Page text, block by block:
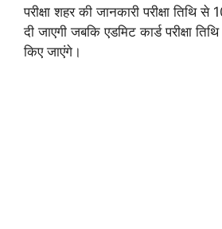
परीक्षा शहर की जानकारी परीक्षा तिथि
दी जाएगी जबकि एडमिट कार्ड परीक्षा
किए जाएंगे।